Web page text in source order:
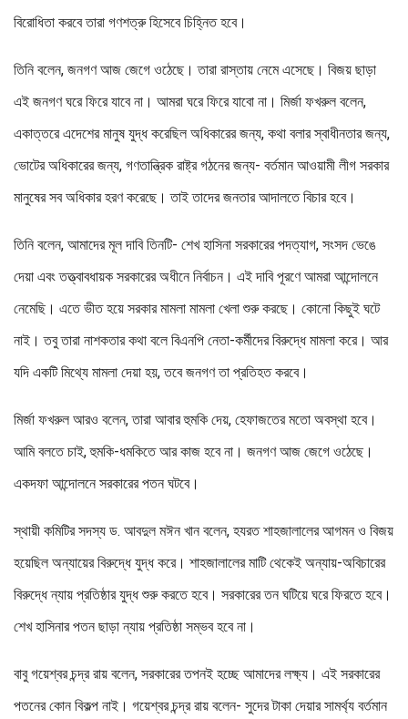
বিরোধিতা করবে তারা গণশত্রু হিসেবে চিহ্নিত হবে।
তিনি বলেন, জনগণ আজ জেগে ওঠেছে। তারা রাস্তায় নেমে এসেছে। বিজয় ছাড়া
এই জনগণ ঘরে ফিরে যাবে না। আমরা ঘরে ফিরে যাবো না। মির্জা ফখরুল বলেন,
একাত্তরে এদেশের মানুষ যুদ্ধ করেছিল অধিকারের জন্য, কথা বলার স্বাধীনতার জন্য,
ভোটের অধিকারের জন্য, গণতান্ত্রিক রাষ্ট্র গঠনের জন্য- বর্তমান আওয়ামী লীগ সরকার
মানুষের সব অধিকার হরণ করেছে। তাই তাদের জনতার আদালতে বিচার হবে।
তিনি বলেন, আমাদের মূল দাবি তিনটি- শেখ হাসিনা সরকারের পদত্যাগ, সংসদ ভেঙে
দেয়া এবং তত্ত্বাবধায়ক সরকারের অধীনে নির্বাচন। এই দাবি পূরণে আমরা আন্দোলনে
নেমেছি। এতে ভীত হয়ে সরকার মামলা মামলা খেলা শুরু করছে। কোনো কিছুই ঘটে
নাই। তবু তারা নাশকতার কথা বলে বিএনপি নেতা-কর্মীদের বিরুদ্ধে মামলা করে। আর
যদি একটি মিথ্যে মামলা দেয়া হয়, তবে জনগণ তা প্রতিহত করবে।
মির্জা ফখরুল আরও বলেন, তারা আবার হুমকি দেয়, হেফাজতের মতো অবস্থা হবে।
আমি বলতে চাই, হুমকি-ধমকিতে আর কাজ হবে না। জনগণ আজ জেগে ওঠেছে।
একদফা আন্দোলনে সরকারের পতন ঘটবে।
স্থায়ী কমিটির সদস্য ড. আবদুল মঈন খান বলেন, হযরত শাহজালালের আগমন ও বিজয়
হয়েছিল অন্যায়ের বিরুদ্ধে যুদ্ধ করে। শাহজালালের মাটি থেকেই অন্যায়-অবিচারের
বিরুদ্ধে ন্যায় প্রতিষ্ঠার যুদ্ধ শুরু করতে হবে। সরকারের তন ঘটিয়ে ঘরে ফিরতে হবে।
শেখ হাসিনার পতন ছাড়া ন্যায় প্রতিষ্ঠা সম্ভব হবে না।
বাবু গয়েশ্বর চন্দ্র রায় বলেন, সরকারের তপনই হচ্ছে আমাদের লক্ষ্য। এই সরকারের
পতনের কোন বিকল্প নাই। গয়েশ্বর চন্দ্র রায় বলেন- সুদের টাকা দেয়ার সামর্থ্য বর্তমান